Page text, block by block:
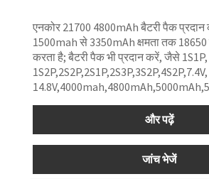
एनकोर 21700 4800mAh बैटरी पैक प्रदान
1500mah से 3350mAh क्षमता तक 18650
करता है; बैटरी पैक भी प्रदान करें, जैसे 1S1P,
और पढ़ें
जांच भेजें